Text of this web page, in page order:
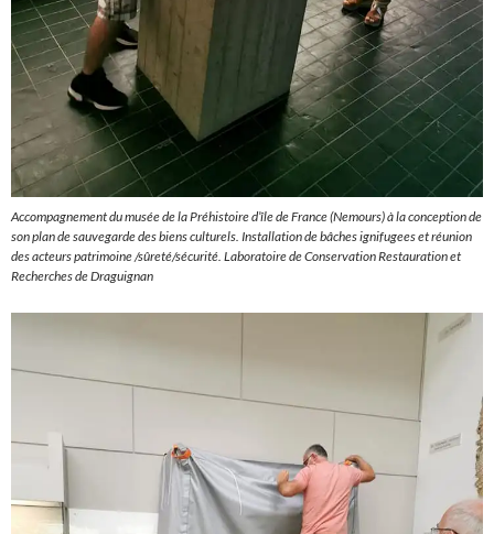
Accompagnement du musée de la Préhistoire d’île de France (Nemours) à la conception de
son plan de sauvegarde des biens culturels. Installation de bâches ignifugees et réunion
des acteurs patrimoine /sûreté/sécurité. Laboratoire de Conservation Restauration et
Recherches de Draguignan